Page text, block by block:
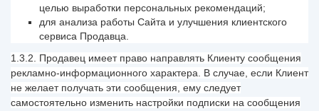
целью выработки персональных рекомендаций;
для анализа работы Сайта и улучшения клиентского
сервиса Продавца.
1.3.2. Продавец имеет право направлять Клиенту сообщения
рекламно-информационного характера. В случае, если Клиент
не желает получать эти сообщения, ему следует
самостоятельно изменить настройки подписки на сообщения